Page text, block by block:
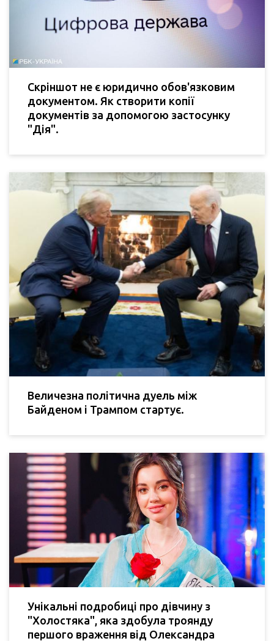
Скріншот не є юридично обов'язковим
документом. Як створити копії
документів за допомогою застосунку
"Дія".
Величезна політична дуель між
Байденом і Трампом стартує.
Унікальні подробиці про дівчину з
"Холостяка", яка здобула троянду
першого враження від Олександра